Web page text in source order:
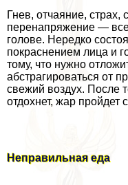
Гнев, отчаяние, страх,
перенапряжение —
голове. Нередко
покраснением лица и
тому, что нужно
абстрагироваться от
свежий воздух. После
отдохнет, жар пройдет
Неправильная еда